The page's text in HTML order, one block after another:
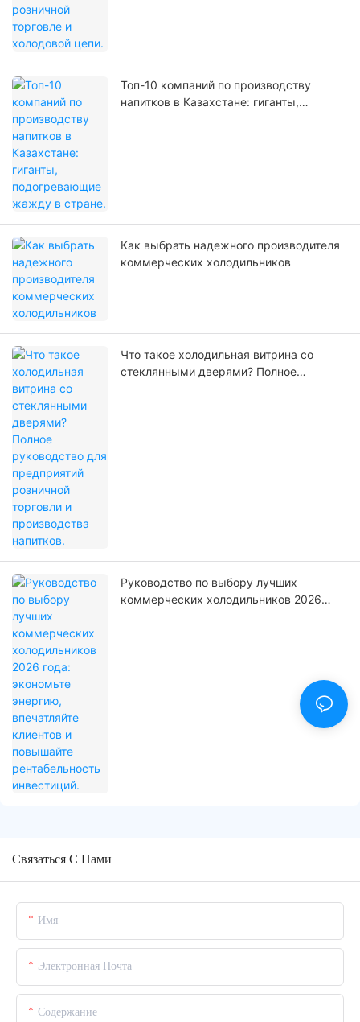
Топ-10 компаний по производству
напитков в Казахстане: гиганты,
Как выбрать надежного производителя
коммерческих холодильников
Что такое холодильная витрина со
стеклянными дверями? Полное
Руководство по выбору лучших
коммерческих холодильников 2026
Связаться С Нами
Имя
Электронная Почта
Содержание